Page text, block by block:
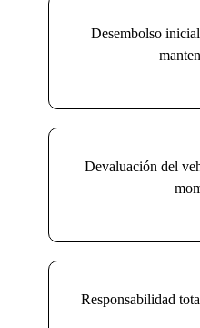
Desembolso
Devaluación del
Responsabilidad